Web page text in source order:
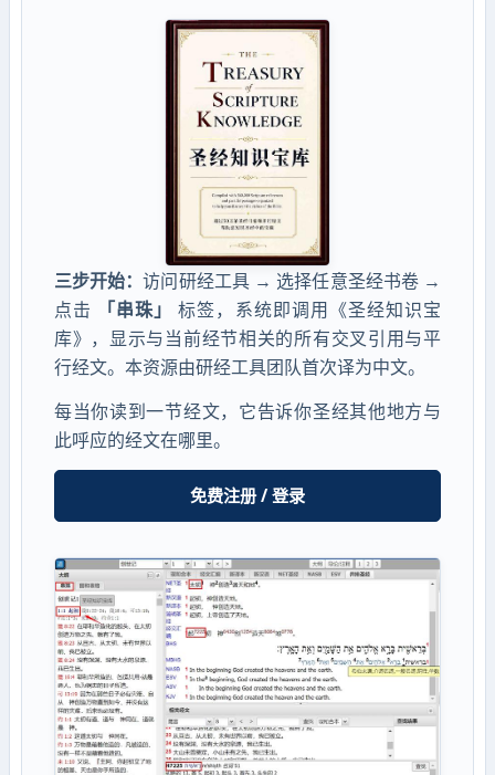
三步开始：访问研经工具 → 选择任意圣经书卷 →
点击
「串珠」
标签，系统即调用《圣经知识宝
库》，显示与当前经节相关的所有交叉引用与平
行经文。本资源由研经工具团队首次译为中文。
每当你读到一节经文，它告诉你圣经其他地方与
此呼应的经文在哪里。
免费注册 / 登录